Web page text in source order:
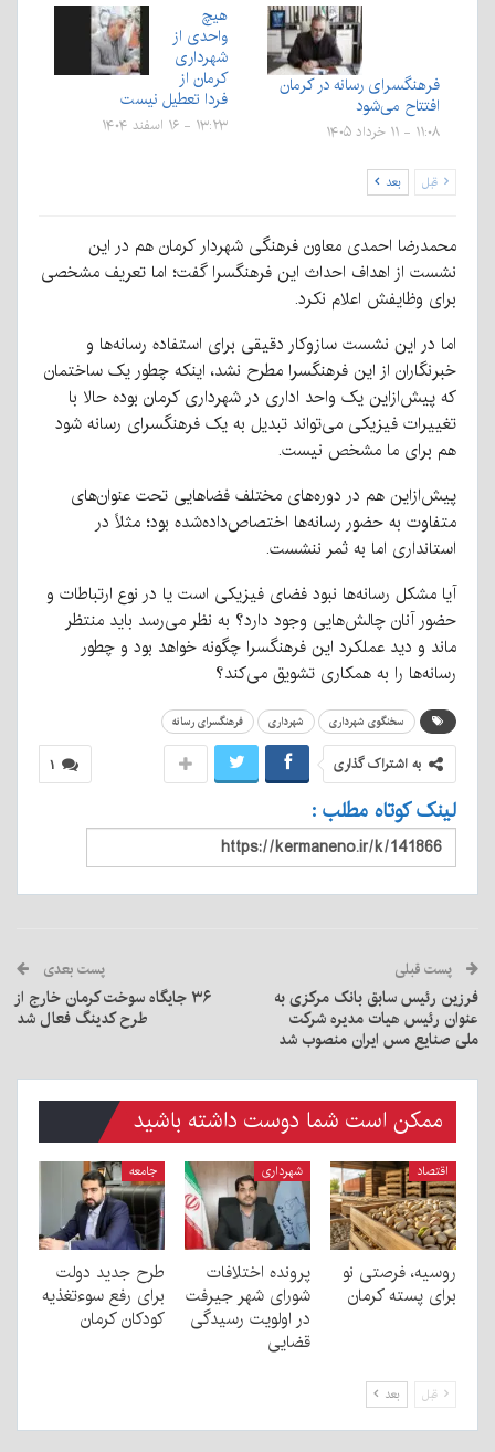
فرهنگسرای رسانه در کرمان
افتتاح می‌شود
۱۱:۰۸ - ۱۱ خرداد ۱۴۰۵
هیچ
واحدی از
شهرداری
کرمان از
فردا تعطیل نیست
۱۳:۲۳ - ۱۶ اسفند ۱۴۰۴
قبل بعد
محمدرضا احمدی معاون فرهنگی شهردار کرمان هم در این
نشست از اهداف احداث این فرهنگسرا گفت؛ اما تعریف مشخصی
برای وظایفش اعلام نکرد.
اما در این نشست سازوکار دقیقی برای استفاده رسانه‌ها و
خبرنگاران از این فرهنگسرا مطرح نشد، اینکه چطور یک ساختمان
که پیش‌ازاین یک واحد اداری در شهرداری کرمان بوده حالا با
تغییرات فیزیکی می‌تواند تبدیل به یک فرهنگسرای رسانه شود
هم برای ما مشخص نیست.
پیش‌ازاین هم در دوره‌های مختلف فضاهایی تحت عنوان‌های
متفاوت به حضور رسانه‌ها اختصاص‌داده‌شده بود؛ مثلاً در
استانداری اما به ثمر ننشست.
آیا مشکل رسانه‌ها نبود فضای فیزیکی است یا در نوع ارتباطات و
حضور آنان چالش‌هایی وجود دارد؟ به نظر می‌رسد باید منتظر
ماند و دید عملکرد این فرهنگسرا چگونه خواهد بود و چطور
رسانه‌ها را به همکاری تشویق می‌کند؟
سخنگوی شهرداری شهرداری فرهنگسرای رسانه
۱ به اشتراک گذاری
لینک کوتاه مطلب :
پست قبلی
فرزین رئیس سابق بانک مرکزی به
عنوان رئیس هیات مدیره شرکت
ملی صنایع مس ایران منصوب شد
پست بعدی
۳۶ جایگاه سوخت کرمان خارج از
طرح کدینگ فعال شد
ممکن است شما دوست داشته باشید
اقتصاد
روسیه، فرصتی نو
برای پسته کرمان
شهرداری
پرونده اختلافات
شورای شهر جیرفت
در اولویت رسیدگی
قضایی
جامعه
طرح جدید دولت
برای رفع سوءتغذیه
کودکان کرمان
قبل بعد